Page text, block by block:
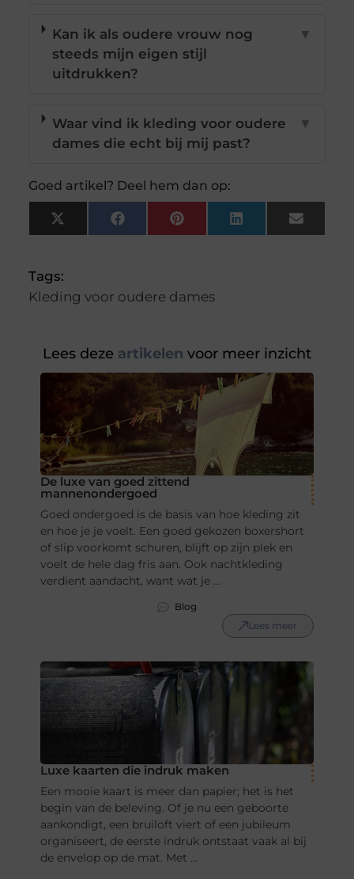
Kan ik als oudere vrouw nog
steeds mijn eigen stijl
uitdrukken?
▼
Waar vind ik kleding voor oudere
dames die echt bij mij past?
▼
Goed artikel? Deel hem dan op:
X
(Twitter)
FacebookPinterestLinkedInEmail
Tags:
Kleding voor oudere dames
Lees deze artikelen voor meer inzicht
De luxe van goed zittend
mannenondergoed
Goed ondergoed is de basis van hoe kleding zit
en hoe je je voelt. Een goed gekozen boxershort
of slip voorkomt schuren, blijft op zijn plek en
voelt de hele dag fris aan. Ook nachtkleding
verdient aandacht, want wat je ...
Blog
Lees meer
Luxe kaarten die indruk maken
Een mooie kaart is meer dan papier; het is het
begin van de beleving. Of je nu een geboorte
aankondigt, een bruiloft viert of een jubileum
organiseert, de eerste indruk ontstaat vaak al bij
de envelop op de mat. Met ...